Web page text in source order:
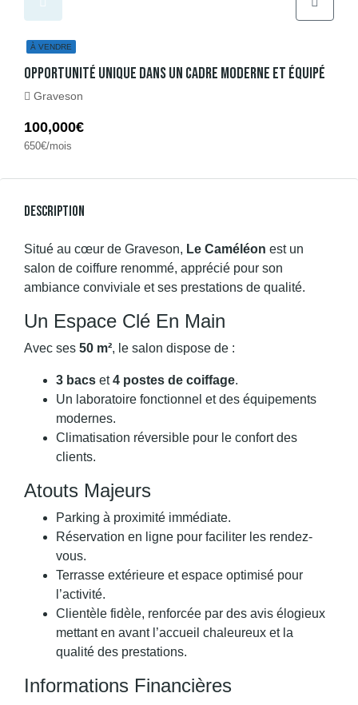
À VENDRE
Opportunité Unique Dans Un Cadre Moderne Et Équipé
Graveson
100,000€
650€/mois
Description
Situé au cœur de Graveson, Le Caméléon est un
salon de coiffure renommé, apprécié pour son
ambiance conviviale et ses prestations de qualité.
Un Espace Clé En Main
Avec ses 50 m², le salon dispose de :
3 bacs et4 postes de coiffage.
Un laboratoire fonctionnel et des équipements
modernes.
Climatisation réversible pour le confort des
clients.
Atouts Majeurs
Parking à proximité immédiate.
Réservation en ligne pour faciliter les rendez-
vous.
Terrasse extérieure et espace optimisé pour
l’activité.
Clientèle fidèle, renforcée par des avis élogieux
mettant en avant l’accueil chaleureux et la
qualité des prestations.
Informations Financières